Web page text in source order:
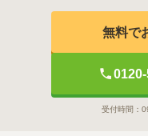
無料で
受付時間：